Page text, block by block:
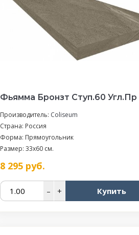
Фьямма Бронзт Ступ.60 Угл.Пр
Производитель: Coliseum
Страна: Россия
Форма: Прямоугольник
Размер: 33x60 см.
8 295руб.
– + Купить